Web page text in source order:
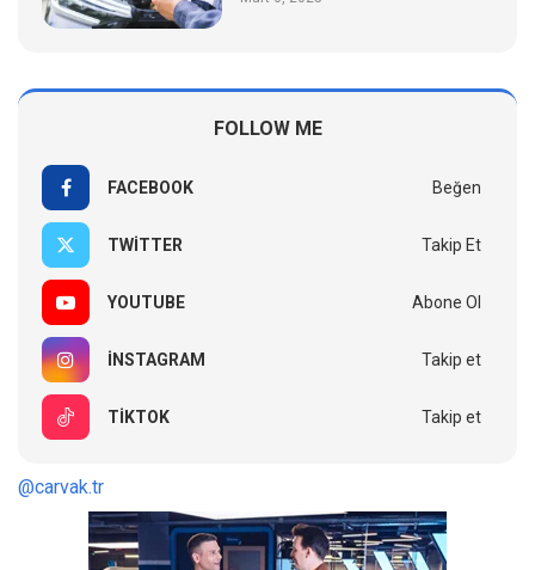
FOLLOW ME
FACEBOOK Beğen
TWITTER Takip Et
YOUTUBE Abone Ol
INSTAGRAM Takip et
TIKTOK Takip et
@carvak.tr